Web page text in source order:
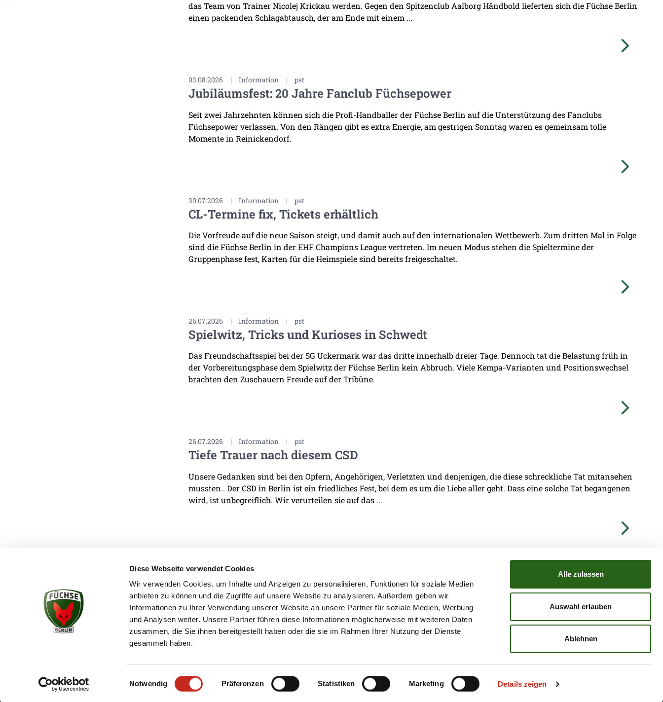
Diese Webseite verwendet Cookies
Wir verwenden Cookies, um Inhalte und Anzeigen zu personalisieren, Funktionen für soziale Medien
anbieten zu können und die Zugriffe auf unsere Website zu analysieren. Außerdem geben wir
Informationen zu Ihrer Verwendung unserer Website an unsere Partner für soziale Medien, Werbung
und Analysen weiter. Unsere Partner führen diese Informationen möglicherweise mit weiteren Daten
zusammen, die Sie ihnen bereitgestellt haben oder die sie im Rahmen Ihrer Nutzung der Dienste
gesammelt haben.
Einwilligungsauswahl
Notwendig Präferenzen Statistiken Marketing Details zeigen
Alle zulassen
Auswahl erlauben
Ablehnen
das Team von Trainer Nicolej Krickau werden. Gegen den Spitzenclub Aalborg Håndbold lieferten sich die Füchse Berlin
einen packenden Schlagabtausch, der am Ende mit einem ...
03.08.2026 | Information | pst
Jubiläumsfest: 20 Jahre Fanclub Füchsepower
Seit zwei Jahrzehnten können sich die Profi-Handballer der Füchse Berlin auf die Unterstützung des Fanclubs
Füchsepower verlassen. Von den Rängen gibt es extra Energie, am gestrigen Sonntag waren es gemeinsam tolle
Momente in Reinickendorf.
30.07.2026 | Information | pst
CL-Termine fix, Tickets erhältlich
Die Vorfreude auf die neue Saison steigt, und damit auch auf den internationalen Wettbewerb. Zum dritten Mal in Folge
sind die Füchse Berlin in der EHF Champions League vertreten. Im neuen Modus stehen die Spieltermine der
Gruppenphase fest, Karten für die Heimspiele sind bereits freigeschaltet.
26.07.2026 | Information | pst
Spielwitz, Tricks und Kurioses in Schwedt
Das Freundschaftsspiel bei der SG Uckermark war das dritte innerhalb dreier Tage. Dennoch tat die Belastung früh in
der Vorbereitungsphase dem Spielwitz der Füchse Berlin kein Abbruch. Viele Kempa-Varianten und Positionswechsel
brachten den Zuschauern Freude auf der Tribüne.
26.07.2026 | Information | pst
Tiefe Trauer nach diesem CSD
Unsere Gedanken sind bei den Opfern, Angehörigen, Verletzten und denjenigen, die diese schreckliche Tat mitansehen
mussten.. Der CSD in Berlin ist ein friedliches Fest, bei dem es um die Liebe aller geht. Dass eine solche Tat begangenen
wird, ist unbegreiflich. Wir verurteilen sie auf das ...
KONTAKT IMPRESSUM DATENSCHUTZ ATGB